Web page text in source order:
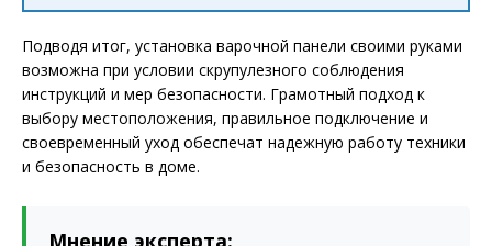
Подводя итог, установка варочной панели своими руками
возможна при условии скрупулезного соблюдения
инструкций и мер безопасности. Грамотный подход к
выбору местоположения, правильное подключение и
своевременный уход обеспечат надежную работу техники
и безопасность в доме.
Мнение эксперта: